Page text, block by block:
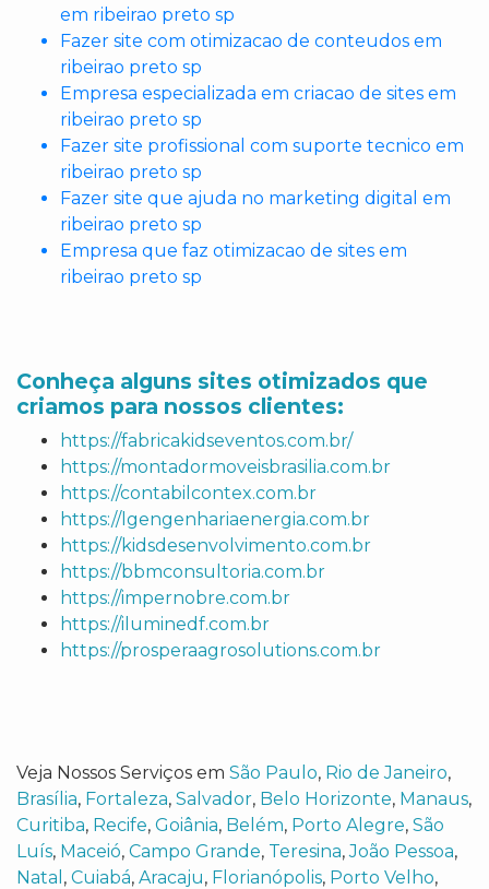
em ribeirao preto sp
Fazer site com otimizacao de conteudos em
ribeirao preto sp
Empresa especializada em criacao de sites em
ribeirao preto sp
Fazer site profissional com suporte tecnico em
ribeirao preto sp
Fazer site que ajuda no marketing digital em
ribeirao preto sp
Empresa que faz otimizacao de sites em
ribeirao preto sp
Conheça alguns sites otimizados que
criamos para nossos clientes:
https://fabricakidseventos.com.br/
https://montadormoveisbrasilia.com.br
https://contabilcontex.com.br
https://lgengenhariaenergia.com.br
https://kidsdesenvolvimento.com.br
https://bbmconsultoria.com.br
https://impernobre.com.br
https://iluminedf.com.br
https://prosperaagrosolutions.com.br
Veja Nossos Serviços em São Paulo, Rio de Janeiro,
Brasília, Fortaleza, Salvador, Belo Horizonte, Manaus,
Curitiba, Recife, Goiânia, Belém, Porto Alegre, São
Luís, Maceió, Campo Grande, Teresina,João Pessoa,
Natal , Cuiabá, Aracaju, Florianópolis, Porto Velho,